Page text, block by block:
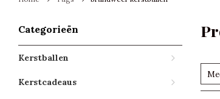
Categorieën
Kerstballen
Kerstcadeaus